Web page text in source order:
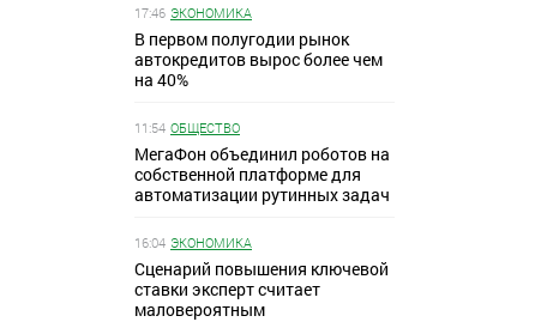
17:46 ЭКОНОМИКА
В первом полугодии рынок
автокредитов вырос более чем
на 40%
11:54 ОБЩЕСТВО
МегаФон объединил роботов на
собственной платформе для
автоматизации рутинных задач
16:04 ЭКОНОМИКА
Сценарий повышения ключевой
ставки эксперт считает
маловероятным